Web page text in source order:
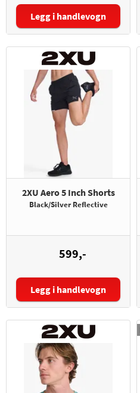
Størrelse:
Legg i handlevogn
2XU Aero 5 Inch Shorts
Black/Silver Reflective
599,-
Størrelse:
Legg i handlevogn